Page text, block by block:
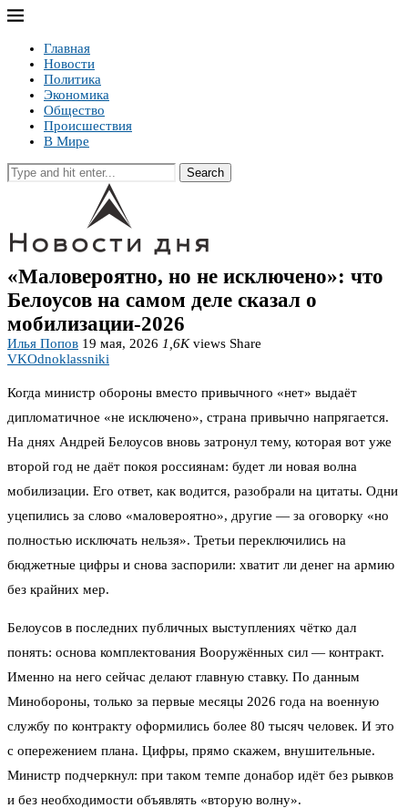
Главная
Новости
Политика
Экономика
Общество
Происшествия
В Мире
Search
«Маловероятно, но не исключено»: что
Белоусов на самом деле сказал о
мобилизации-2026
Илья Попов 19 мая, 2026 1,6Kviews Share
VKOdnoklassniki
Когда министр обороны вместо привычного «нет» выдаёт
дипломатичное «не исключено», страна привычно напрягается.
На днях Андрей Белоусов вновь затронул тему, которая вот уже
второй год не даёт покоя россиянам: будет ли новая волна
мобилизации. Его ответ, как водится, разобрали на цитаты. Одни
уцепились за слово «маловероятно», другие — за оговорку «но
полностью исключать нельзя». Третьи переключились на
бюджетные цифры и снова заспорили: хватит ли денег на армию
без крайних мер.
Белоусов в последних публичных выступлениях чётко дал
понять: основа комплектования Вооружённых сил — контракт.
Именно на него сейчас делают главную ставку. По данным
Минобороны, только за первые месяцы 2026 года на военную
службу по контракту оформились более 80 тысяч человек. И это
с опережением плана. Цифры, прямо скажем, внушительные.
Министр подчеркнул: при таком темпе донабор идёт без рывков
и без необходимости объявлять «вторую волну».